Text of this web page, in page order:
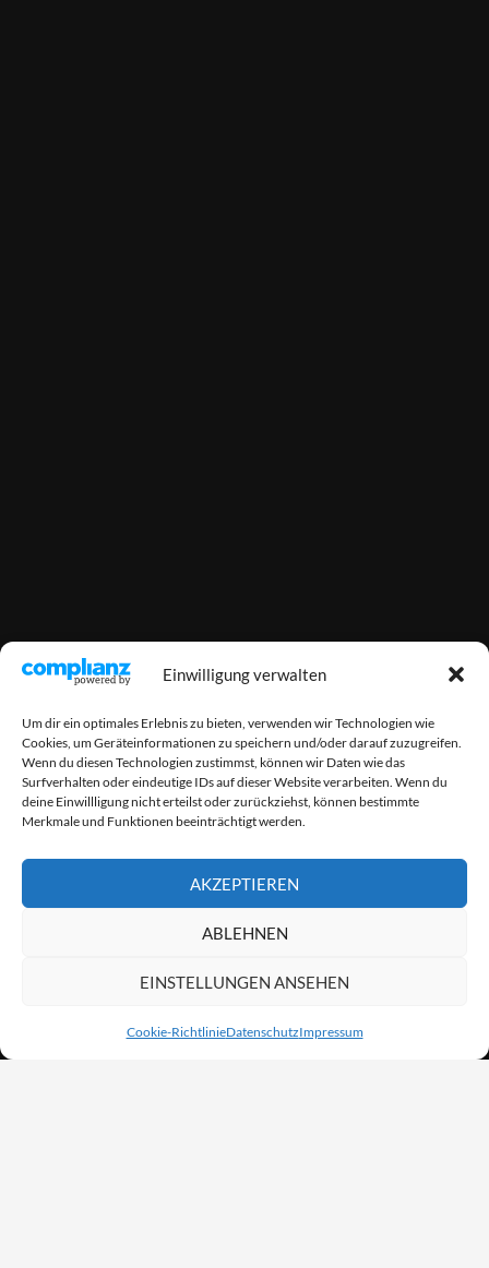
Einwilligung verwalten
Um dir ein optimales Erlebnis zu bieten, verwenden wir Technologien wie
Cookies, um Geräteinformationen zu speichern und/oder darauf zuzugreifen.
Wenn du diesen Technologien zustimmst, können wir Daten wie das
Surfverhalten oder eindeutige IDs auf dieser Website verarbeiten. Wenn du
deine Einwillligung nicht erteilst oder zurückziehst, können bestimmte
Merkmale und Funktionen beeinträchtigt werden.
AKZEPTIEREN
ABLEHNEN
EINSTELLUNGEN ANSEHEN
Cookie-RichtlinieDatenschutzImpressum